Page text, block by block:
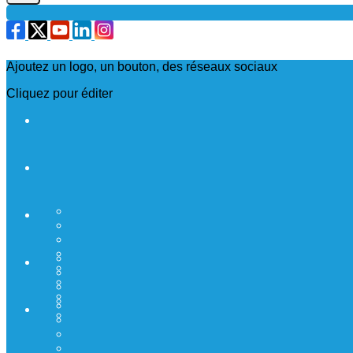
Ajoutez un logo, un bouton, des réseaux sociaux
Cliquez pour éditer